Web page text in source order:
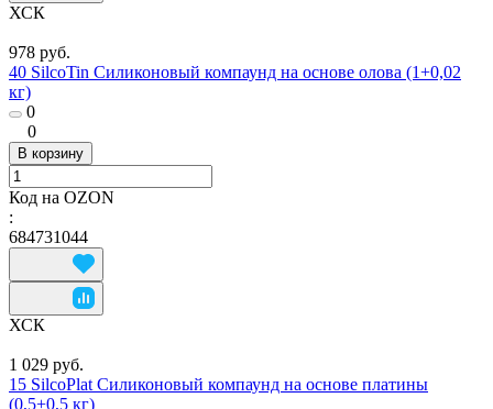
ХСК
978 руб.
40 SilcoTin Силиконовый компаунд на основе олова (1+0,02
кг)
0
0
В корзину
Код на OZON
:
684731044
ХСК
1 029 руб.
15 SilcoPlat Силиконовый компаунд на основе платины
(0,5+0,5 кг)